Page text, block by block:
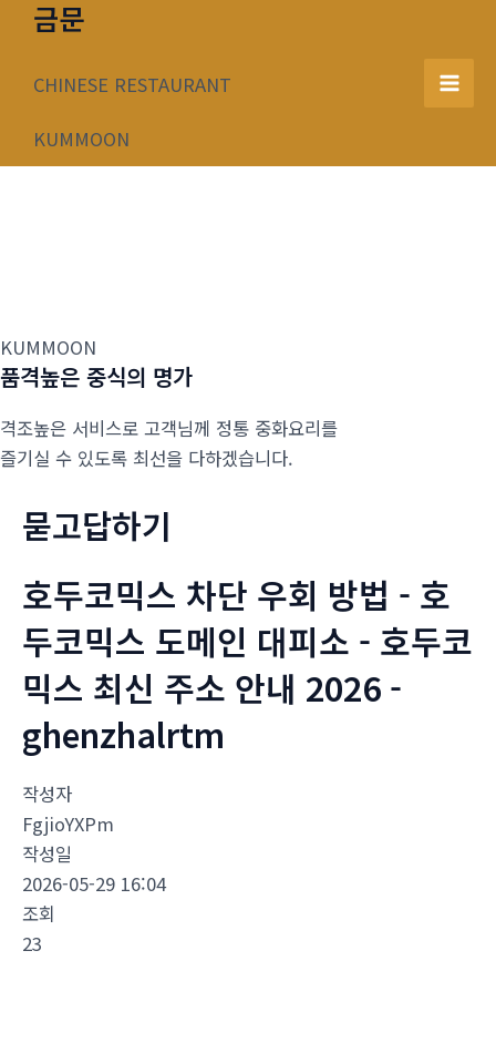
너
금문
CHINESE RESTAURANT
KUMMOON
Main
KUMMOON
품격높은 중식의 명가
격조높은 서비스로 고객님께 정통 중화요리를
즐기실 수 있도록 최선을 다하겠습니다.
묻고답하기
호두코믹스 차단 우회 방법 - 호
두코믹스 도메인 대피소 - 호두코
믹스 최신 주소 안내 2026 -
ghenzhalrtm
작성자
FgjioYXPm
작성일
2026-05-29 16:04
조회
23